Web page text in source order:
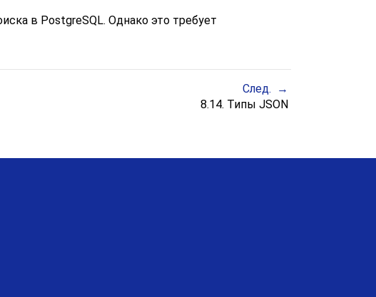
в PostgreSQL. Однако это требует
След.
8.14. Типы JSON